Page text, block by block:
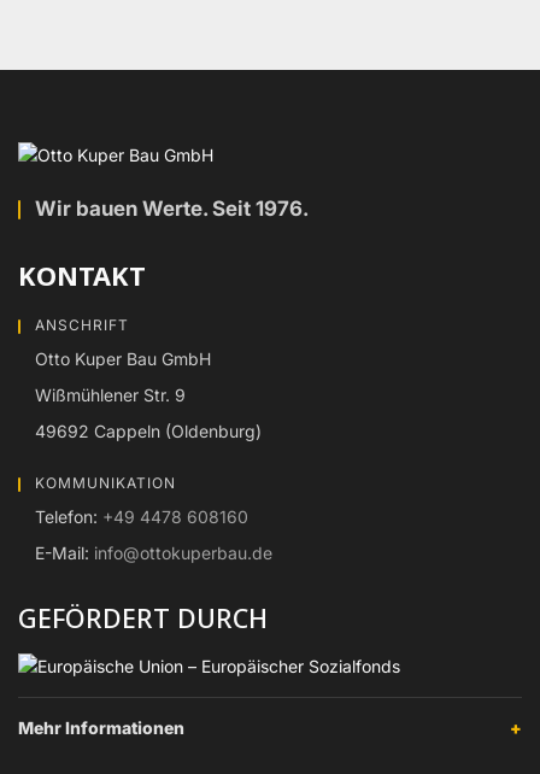
Wir bauen Werte. Seit 1976.
KONTAKT
ANSCHRIFT
Otto Kuper Bau GmbH
Wißmühlener Str. 9
49692 Cappeln (Oldenburg)
KOMMUNIKATION
Telefon: +49 4478 608160
E-Mail: info@ottokuperbau.de
GEFÖRDERT DURCH
Mehr Informationen +